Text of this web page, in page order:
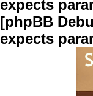
expects
[phpBB
expects